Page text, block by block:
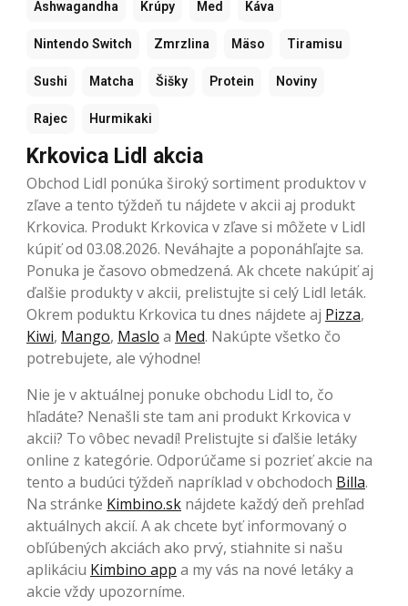
Ashwagandha Krúpy Med Káva
Nintendo Switch Zmrzlina Mäso Tiramisu
Sushi Matcha Šišky Protein Noviny
Rajec Hurmikaki
Krkovica Lidl akcia
Obchod Lidl ponúka široký sortiment produktov v
zľave a tento týždeň tu nájdete v akcii aj produkt
Krkovica. Produkt Krkovica v zľave si môžete v Lidl
kúpiť od 03.08.2026. Neváhajte a poponáhľajte sa.
Ponuka je časovo obmedzená. Ak chcete nakúpiť aj
ďalšie produkty v akcii, prelistujte si celý Lidl leták.
Okrem poduktu Krkovica tu dnes nájdete aj Pizza,
Kiwi, Mango, Maslo a Med. Nakúpte všetko čo
potrebujete, ale výhodne!
Nie je v aktuálnej ponuke obchodu Lidl to, čo
hľadáte? Nenašli ste tam ani produkt Krkovica v
akcii? To vôbec nevadí! Prelistujte si ďalšie letáky
online z kategórie. Odporúčame si pozrieť akcie na
tento a budúci týždeň napríklad v obchodoch Billa.
Na stránke Kimbino.sk nájdete každý deň prehľad
aktuálnych akcií. A ak chcete byť informovaný o
obľúbených akciách ako prvý, stiahnite si našu
aplikáciu Kimbino app a my vás na nové letáky a
akcie vždy upozorníme.